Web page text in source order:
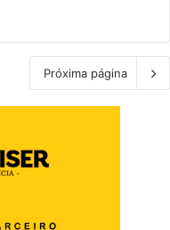
Próxima página